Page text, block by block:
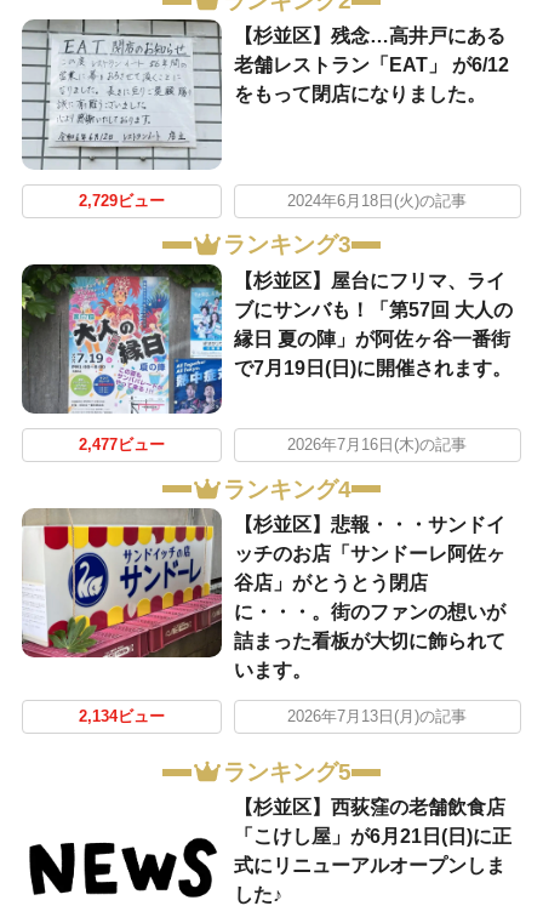
【杉並区】残念…高井戸にある
老舗レストラン「EAT」 が6/12
をもって閉店になりました。
2,729ビュー 2024年6月18日(火)の記事
ランキング3
【杉並区】屋台にフリマ、ライ
ブにサンバも！「第57回 大人の
縁日 夏の陣」が阿佐ヶ谷一番街
で7月19日(日)に開催されます。
2,477ビュー 2026年7月16日(木)の記事
ランキング4
【杉並区】悲報・・・サンドイ
ッチのお店「サンドーレ阿佐ヶ
谷店」がとうとう閉店
に・・・。街のファンの想いが
詰まった看板が大切に飾られて
います。
2,134ビュー 2026年7月13日(月)の記事
ランキング5
【杉並区】西荻窪の老舗飲食店
「こけし屋」が6月21日(日)に正
式にリニューアルオープンしま
した♪